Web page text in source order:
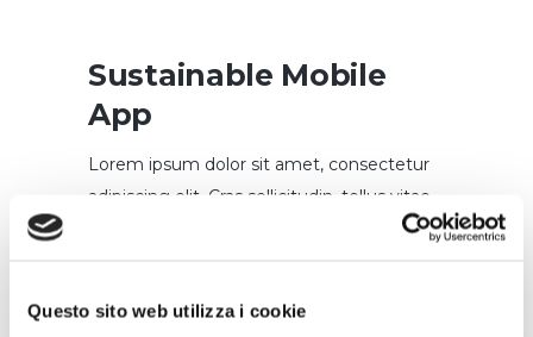
Questo sito web utilizza i cookie
Sustainable Mobile
App
Lorem ipsum dolor sit amet, consectetur
adipiscing elit. Cras sollicitudin, tellus vitae
condimentum egestas, libero dolor auctor
justo efficitur, tristique ligula a,